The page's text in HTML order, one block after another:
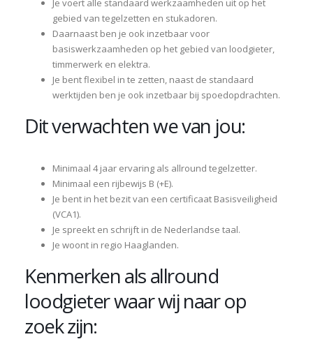
Je voert alle standaard werkzaamheden uit op het
gebied van tegelzetten en stukadoren.
Daarnaast ben je ook inzetbaar voor
basiswerkzaamheden op het gebied van loodgieter,
timmerwerk en elektra.
Je bent flexibel in te zetten, naast de standaard
werktijden ben je ook inzetbaar bij spoedopdrachten.
Dit verwachten we van jou:
Minimaal 4 jaar ervaring als allround tegelzetter.
Minimaal een rijbewijs B (+E).
Je bent in het bezit van een certificaat Basisveiligheid
(VCA1).
Je spreekt en schrijft in de Nederlandse taal.
Je woont in regio Haaglanden.
Kenmerken als allround
loodgieter waar wij naar op
zoek zijn: